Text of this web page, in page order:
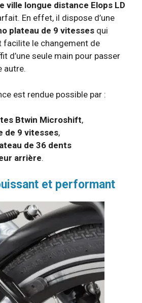
ville longue distance Elops LD
En effet, il dispose d’une
plateau de 9 vitesses qui
facilite le changement de
d’une seule main pour passer
autre.
est rendue possible par :
Btwin Microshift,
de 9 vitesses,
de 36 dents
arrière.
et performant